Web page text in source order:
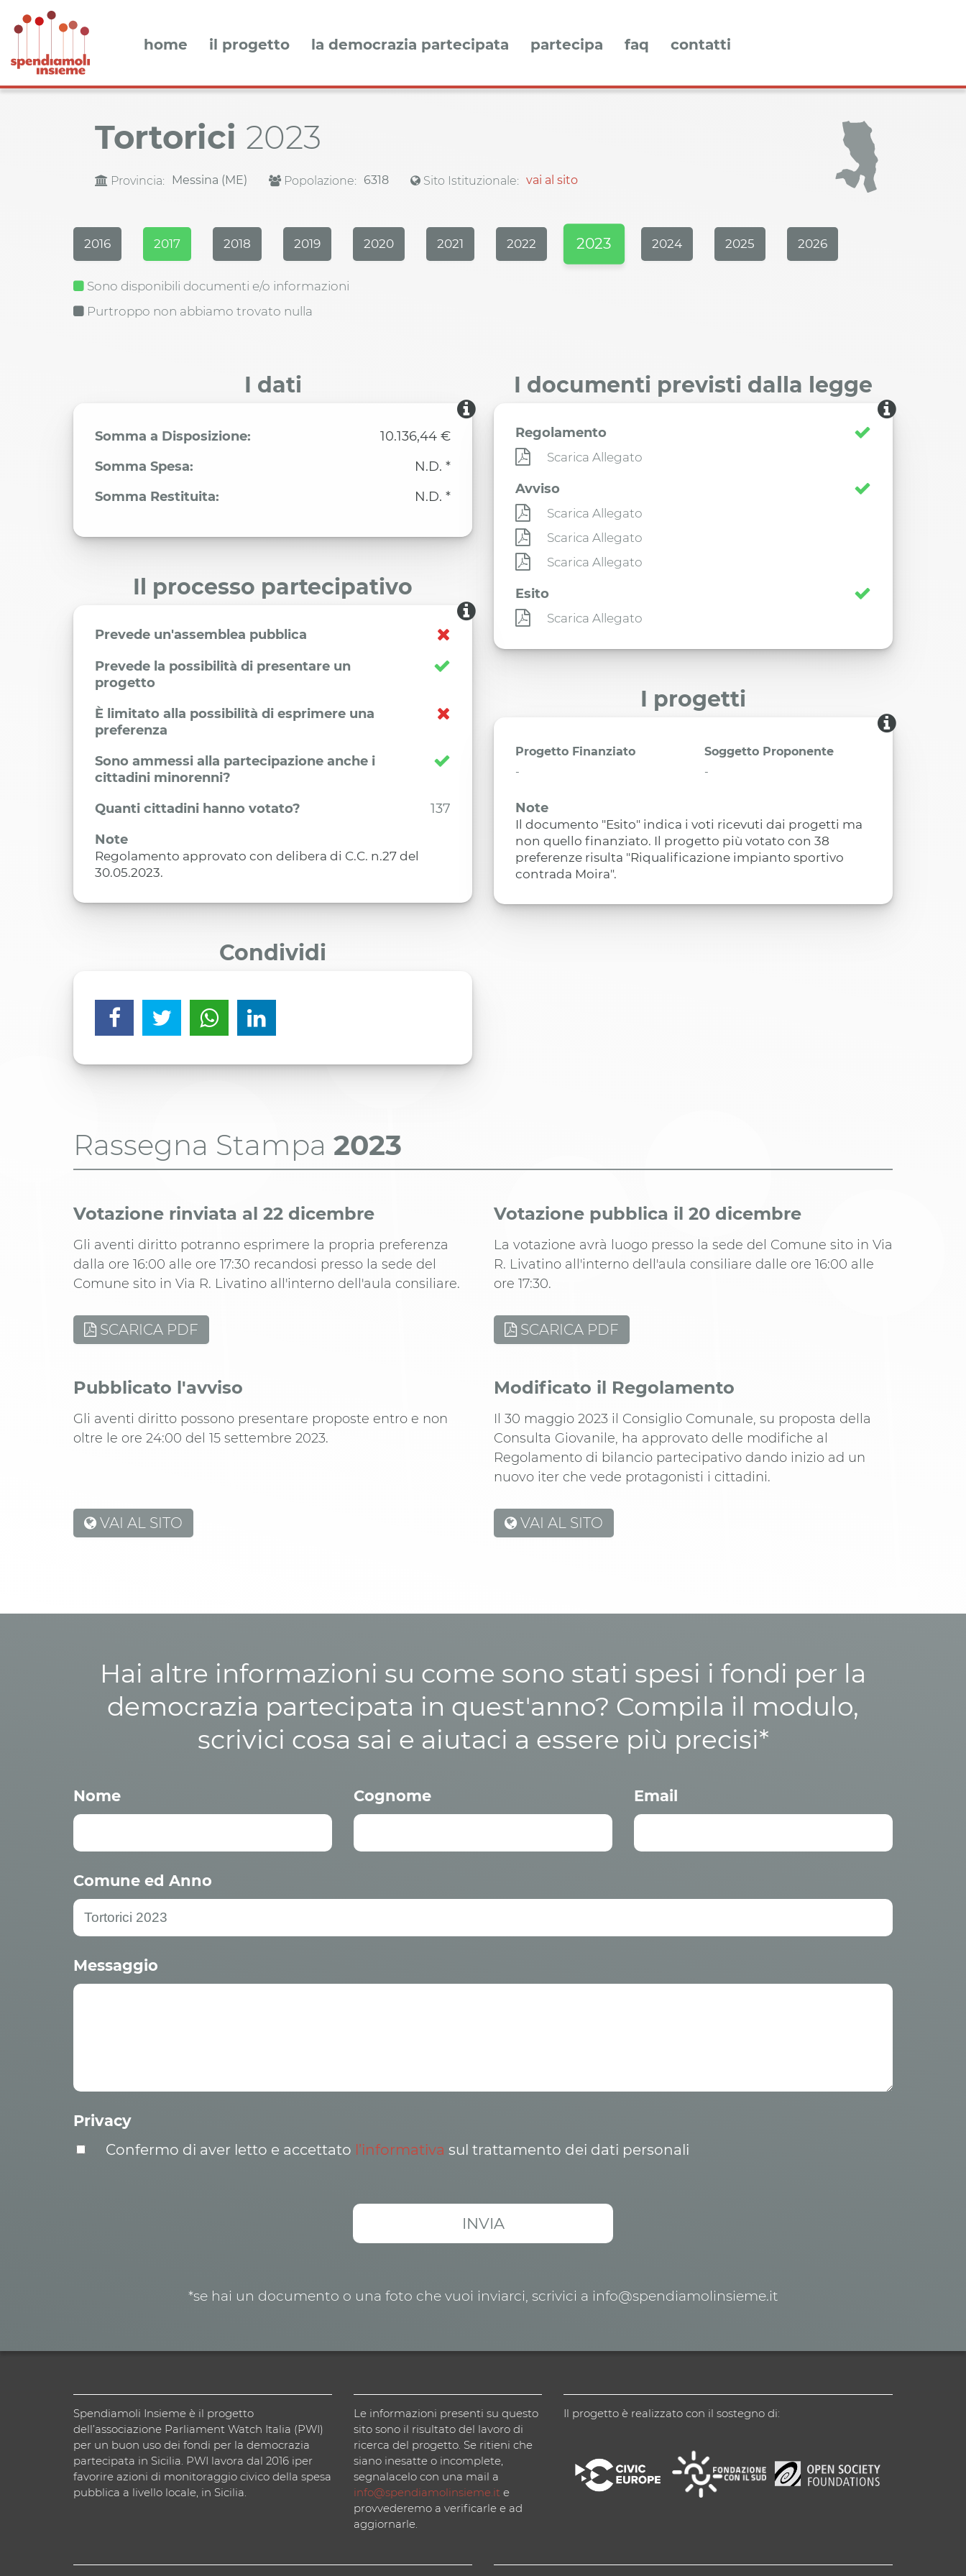
home il progetto la democrazia partecipata partecipa faq contatti
Tortorici 2023
Provincia: Messina (ME) Popolazione: 6318 Sito Istituzionale: vai al sito
2016 2017 2018 2019 2020 2021 2022 2023 2024 2025 2026
Sono disponibili documenti e/o informazioni
Purtroppo non abbiamo trovato nulla
I dati
Somma a Disposizione:
10.136,44 €
Somma Spesa:
N.D. *
Somma Restituita:
N.D. *
I documenti previsti dalla legge
Regolamento
Scarica Allegato
Avviso
Scarica Allegato
Scarica Allegato
Scarica Allegato
Esito
Scarica Allegato
Il processo partecipativo
Prevede un'assemblea pubblica
Prevede la possibilità di presentare un
progetto
È limitato alla possibilità di esprimere una
preferenza
Sono ammessi alla partecipazione anche i
cittadini minorenni?
Quanti cittadini hanno votato?
137
Note
Regolamento approvato con delibera di C.C. n.27 del
30.05.2023.
I progetti
Progetto Finanziato
Soggetto Proponente
-
-
Note
Il documento "Esito" indica i voti ricevuti dai progetti ma
non quello finanziato. Il progetto più votato con 38
preferenze risulta "Riqualificazione impianto sportivo
contrada Moira".
Condividi
Rassegna Stampa 2023
Votazione rinviata al 22 dicembre
Gli aventi diritto potranno esprimere la propria preferenza
dalla ore 16:00 alle ore 17:30 recandosi presso la sede del
Comune sito in Via R. Livatino all'interno dell'aula consiliare.
SCARICA PDF
Votazione pubblica il 20 dicembre
La votazione avrà luogo presso la sede del Comune sito in Via
R. Livatino all'interno dell'aula consiliare dalle ore 16:00 alle
ore 17:30.
SCARICA PDF
Pubblicato l'avviso
Gli aventi diritto possono presentare proposte entro e non
oltre le ore 24:00 del 15 settembre 2023.
VAI AL SITO
Modificato il Regolamento
Il 30 maggio 2023 il Consiglio Comunale, su proposta della
Consulta Giovanile, ha approvato delle modifiche al
Regolamento di bilancio partecipativo dando inizio ad un
nuovo iter che vede protagonisti i cittadini.
VAI AL SITO
Hai altre informazioni su come sono stati spesi i fondi per la
democrazia partecipata in quest'anno? Compila il modulo,
scrivici cosa sai e aiutaci a essere più precisi*
Nome Cognome Email
Comune ed Anno
Messaggio
Privacy
Confermo di aver letto e accettato l’informativa sul trattamento dei dati personali
*se hai un documento o una foto che vuoi inviarci, scrivici a info@spendiamolinsieme.it
Spendiamoli Insieme è il progetto
dell’associazione Parliament Watch Italia (PWI)
per un buon uso dei fondi per la democrazia
partecipata in Sicilia. PWI lavora dal 2016 iper
favorire azioni di monitoraggio civico della spesa
pubblica a livello locale, in Sicilia.
Le informazioni presenti su questo
sito sono il risultato del lavoro di
ricerca del progetto. Se ritieni che
siano inesatte o incomplete,
segnalacelo con una mail a
info@spendiamolinsieme.ite
provvederemo a verificarle e ad
aggiornarle.
Il progetto è realizzato con il sostegno di: